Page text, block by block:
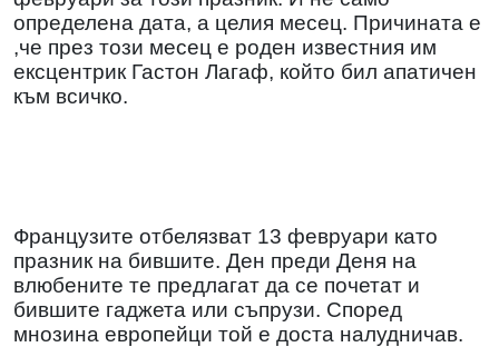
определена дата, а целия месец. Причината е
,че през този месец е роден известния им
ексцентрик Гастон Лагаф, който бил апатичен
към всичко.
Французите отбелязват 13 февруари като
празник на бившите. Ден преди Деня на
влюбените те предлагат да се почетат и
бившите гаджета или съпрузи. Според
мнозина европейци той е доста налудничав.